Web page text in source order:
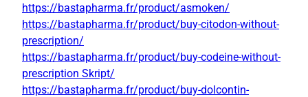
https://bastapharma.fr/product/asmoken/
https://bastapharma.fr/product/buy-citodon-without-
prescription/
https://bastapharma.fr/product/buy-codeine-without-
prescription Skript/
https://bastapharma.fr/product/buy-dolcontin-